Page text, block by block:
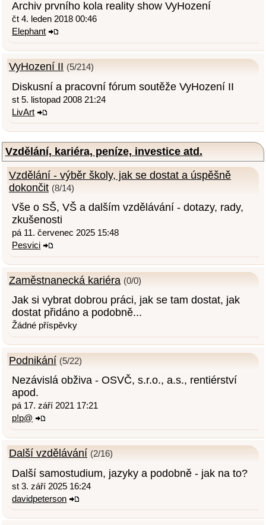
Archiv prvního kola reality show VyHození
čt 4. leden 2018 00:46
Elephant
VyHození II (5/214)
Diskusní a pracovní fórum soutěže VyHození II
st 5. listopad 2008 21:24
LivArt
Vzdělání, kariéra, peníze, investice atd.
Vzdělání - výběr školy, jak se dostat a úspěšně
dokončit (8/14)
Vše o SŠ, VŠ a dalším vzdělávání - dotazy, rady,
zkušenosti
pá 11. červenec 2025 15:48
Pesvici
Zaměstnanecká kariéra (0/0)
Jak si vybrat dobrou práci, jak se tam dostat, jak
dostat přidáno a podobně...
Žádné příspěvky
Podnikání (5/22)
Nezávislá obživa - OSVČ, s.r.o., a.s., rentiérství
apod.
pá 17. září 2021 17:21
p!p@
Další vzdělávání (2/16)
Další samostudium, jazyky a podobně - jak na to?
st 3. září 2025 16:24
davidpeterson